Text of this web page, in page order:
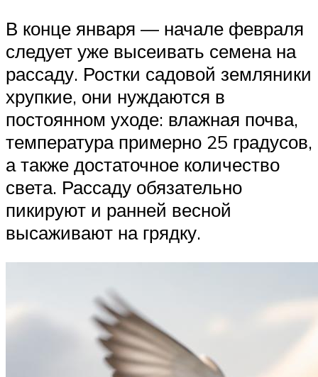
В конце января — начале февраля
следует уже высеивать семена на
рассаду. Ростки садовой земляники
хрупкие, они нуждаются в
постоянном уходе: влажная почва,
температура примерно 25 градусов,
а также достаточное количество
света. Рассаду обязательно
пикируют и ранней весной
высаживают на грядку.